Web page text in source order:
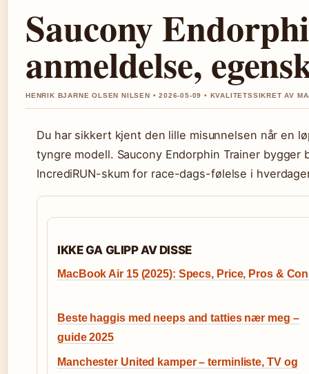
Saucony
anmeldelse,
HENRIK BJARNE OLSEN NILSEN • 2026-05-09 • KVALITETSSIKRET AV
Du har sikkert kjent den lille misunnelsen når en
tyngre modell. Saucony Endorphin Trainer
IncrediRUN-skum for race-dags-følelse i
IKKE GA GLIPP AV DISSE
MacBook Air 15 (2025): Specs, Price, Pros &
Beste haggis med neeps and tatties nær meg –
guide 2025
Manchester United kamper – terminliste, TV og